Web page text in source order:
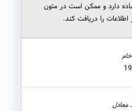
دارد و ممکن است در متون
اطلاعات را دریافت کند.